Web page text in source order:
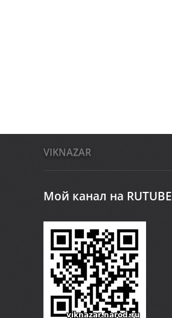
VIKNAZAR
Мой канал на RUTUBE